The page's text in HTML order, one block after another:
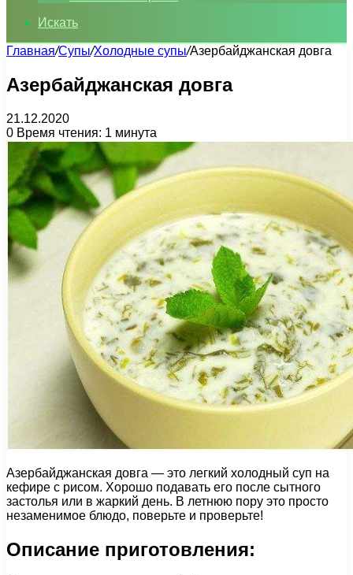
Искать
Главная/Супы/Холодные супы/Азербайджанская довга
Азербайджанская довга
21.12.2020
0 Время чтения: 1 минута
Азербайджанская довга — это легкий холодный суп на
кефире с рисом. Хорошо подавать его после сытного
застолья или в жаркий день. В летнюю пору это просто
незаменимое блюдо, поверьте и проверьте!
Описание приготовления: